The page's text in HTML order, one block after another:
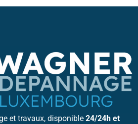
et travaux, disponible 24/24h et